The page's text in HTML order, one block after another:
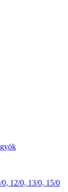
12/0, 13/0, 15/0